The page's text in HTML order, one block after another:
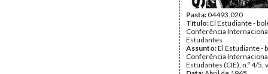
Pasta:04493.020
Título:El Estudiante -
Conferência
Estudantes
Assunto:El Estudiante -
Conferência
Estudantes (CIE), n.º 4/5,